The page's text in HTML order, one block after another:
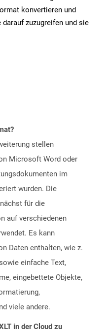
konvertieren und
zuzugreifen und sie
stellen
Microsoft Word oder
im
wurden. Die
für die
auf verschiedenen
Es kann
Daten enthalten, wie z.
einfache Text,
eingebettete Objekte,
viele andere.
in der Cloud zu